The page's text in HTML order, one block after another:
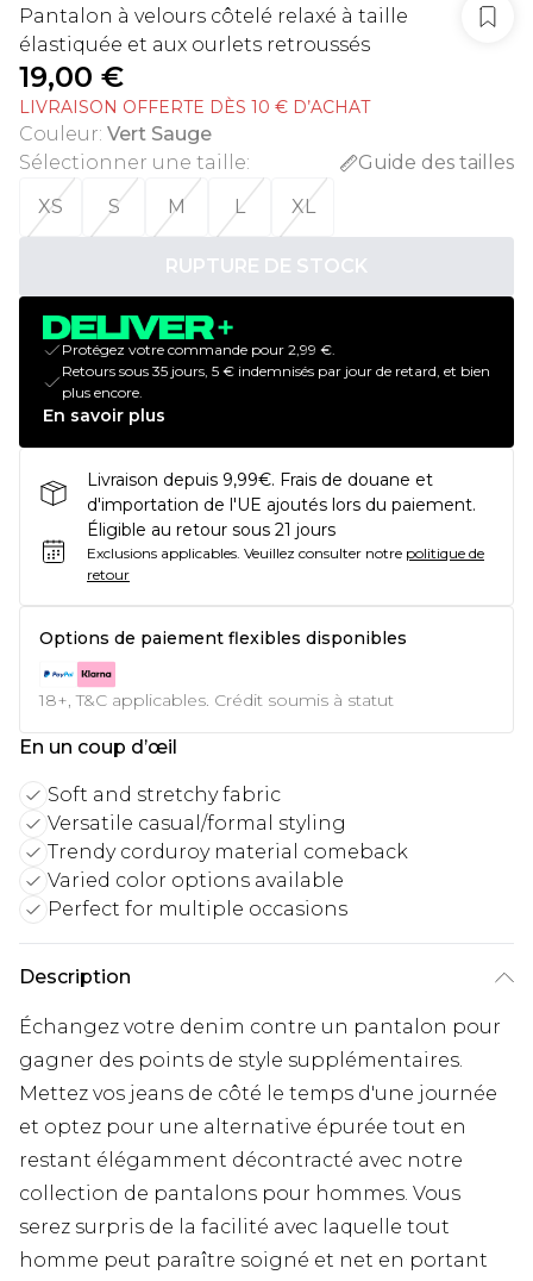
Pantalon à velours côtelé relaxé à taille
élastiquée et aux ourlets retroussés
19,00 €
LIVRAISON OFFERTE DÈS 10 € D’ACHAT
Couleur: Vert Sauge
Sélectionner une taille:
Guide des tailles
XS
S M L XL
RUPTURE DE STOCK
Protégez votre commande pour 2,99 €.
Retours sous 35 jours, 5 € indemnisés par jour de retard, et bien
plus encore.
En savoir plus
Livraison depuis 9,99€. Frais de douane et
d'importation de l'UE ajoutés lors du paiement.
Éligible au retour sous 21 jours
Exclusions applicables. Veuillez consulter notre politique de
retour
Options de paiement flexibles disponibles
18+, T&C applicables. Crédit soumis à statut
En un coup d’œil
Soft and stretchy fabric
Versatile casual/formal styling
Trendy corduroy material comeback
Varied color options available
Perfect for multiple occasions
Description
Échangez votre denim contre un pantalon pour
gagner des points de style supplémentaires.
Mettez vos jeans de côté le temps d'une journée
et optez pour une alternative épurée tout en
restant élégamment décontracté avec notre
collection de pantalons pour hommes. Vous
serez surpris de la facilité avec laquelle tout
homme peut paraître soigné et net en portant